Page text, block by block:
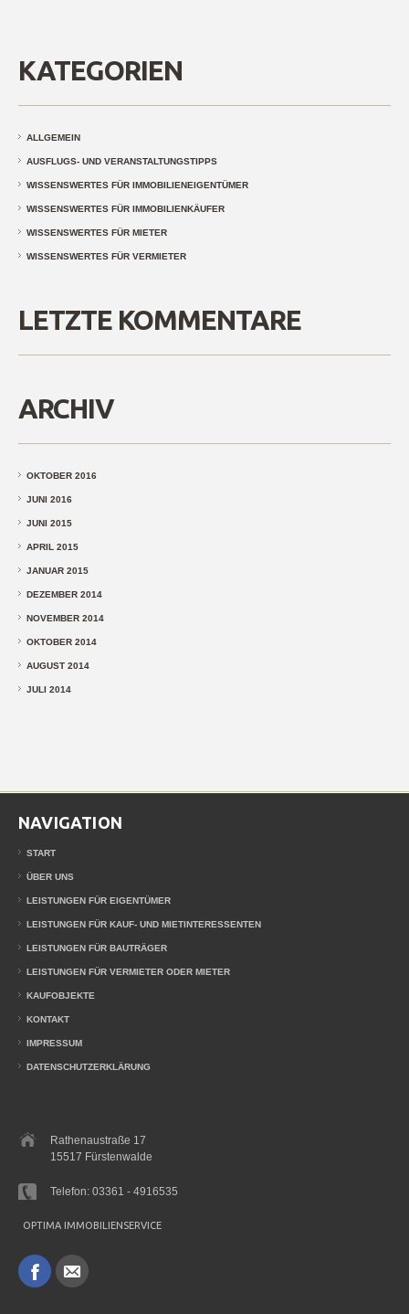
KATEGORIEN
ALLGEMEIN
AUSFLUGS- UND VERANSTALTUNGSTIPPS
WISSENSWERTES FÜR IMMOBILIENEIGENTÜMER
WISSENSWERTES FÜR IMMOBILIENKÄUFER
WISSENSWERTES FÜR MIETER
WISSENSWERTES FÜR VERMIETER
LETZTE KOMMENTARE
ARCHIV
OKTOBER 2016
JUNI 2016
JUNI 2015
APRIL 2015
JANUAR 2015
DEZEMBER 2014
NOVEMBER 2014
OKTOBER 2014
AUGUST 2014
JULI 2014
NAVIGATION
START
ÜBER UNS
LEISTUNGEN FÜR EIGENTÜMER
LEISTUNGEN FÜR KAUF- UND MIETINTERESSENTEN
LEISTUNGEN FÜR BAUTRÄGER
LEISTUNGEN FÜR VERMIETER ODER MIETER
KAUFOBJEKTE
KONTAKT
IMPRESSUM
DATENSCHUTZERKLÄRUNG
Rathenaustraße 17
15517 Fürstenwalde
Telefon: 03361 - 4916535
OPTIMA IMMOBILIENSERVICE